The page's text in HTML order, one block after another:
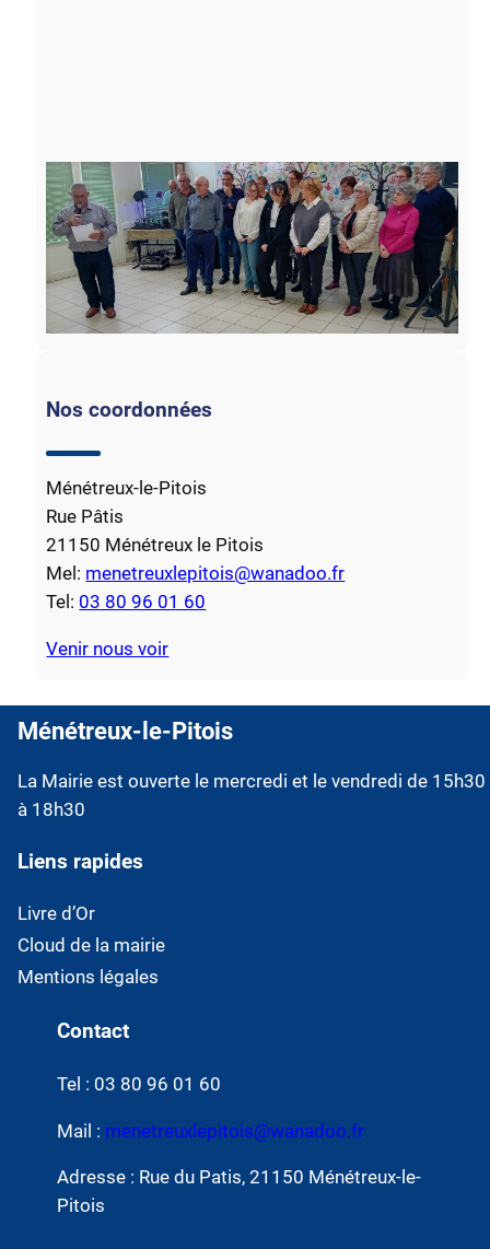
Nos coordonnées
Ménétreux-le-Pitois
Rue Pâtis
21150 Ménétreux le Pitois
Mel: menetreuxlepitois@wanadoo.fr
Tel: 03 80 96 01 60
Venir nous voir
Ménétreux-le-Pitois
La Mairie est ouverte le mercredi et le vendredi de 15h30
à 18h30
Liens rapides
Livre d’Or
Cloud de la mairie
Mentions légales
Contact
Tel : 03 80 96 01 60
Mail : menetreuxlepitois@wanadoo.fr
Adresse : Rue du Patis, 21150 Ménétreux-le-
Pitois